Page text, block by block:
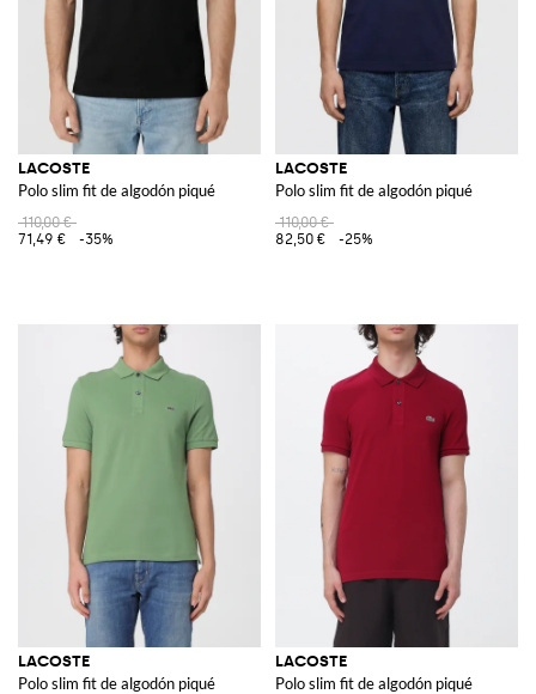
LACOSTE
Polo slim fit de algodón piqué
110,00 €
71,49 €
-35%
LACOSTE
Polo slim fit de algodón piqué
110,00 €
82,50 €
-25%
LACOSTE
Polo slim fit de algodón piqué
LACOSTE
Polo slim fit de algodón piqué